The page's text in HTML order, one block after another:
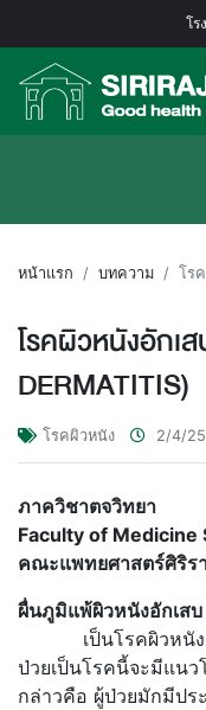
โร
หน้าแรก บทความ โร
โรคผิวหนังอักเ
DERMATITIS)
โรคผิวหนัง 2/4/
ภาควิชาตจวิทยา
Faculty of Medicine
คณะแพทยศาสตร์ศิริร
ผื่นภูมิแพ้ผิวหนังอักเสบ
เป็นโรคผิวหนังอัก
ป่วยเป็นโรคนี้จะมีแน
กล่าวคือ ผู้ป่วยมักมีปร